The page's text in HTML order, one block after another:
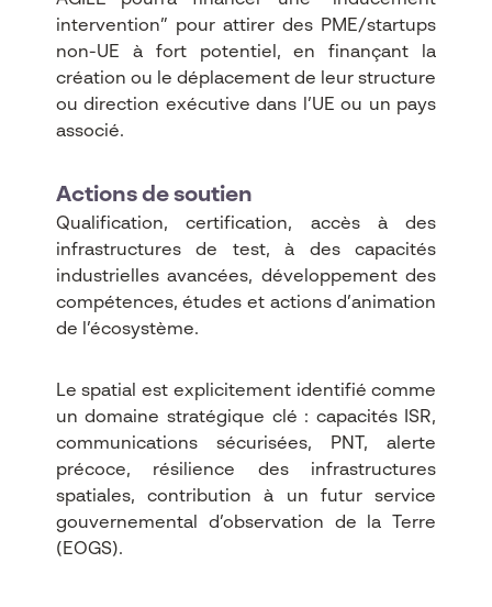
intervention” pour attirer des PME/startups
non-UE à fort potentiel, en finançant la
création ou le déplacement de leur structure
ou direction exécutive dans l’UE ou un pays
associé.​
Actions de soutien
Qualification, certification, accès à des
infrastructures de test, à des capacités
industrielles avancées, développement des
compétences, études et actions d’animation
de l’écosystème.​
Le spatial est explicitement identifié comme
un domaine stratégique clé : capacités ISR,
communications sécurisées, PNT, alerte
précoce, résilience des infrastructures
spatiales, contribution à un futur service
gouvernemental d’observation de la Terre
(EOGS).​